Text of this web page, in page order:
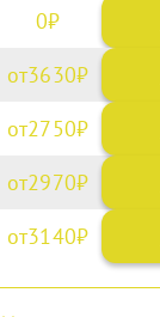
0
3630
2750
2970
3140